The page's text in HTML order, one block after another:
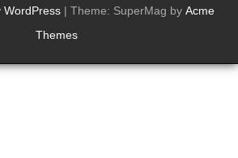
WordPress | Theme: SuperMag by Acme
Themes